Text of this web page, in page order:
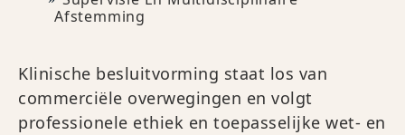
Afstemming
Klinische besluitvorming staat los van
commerciële overwegingen en volgt
professionele ethiek en toepasselijke wet- en